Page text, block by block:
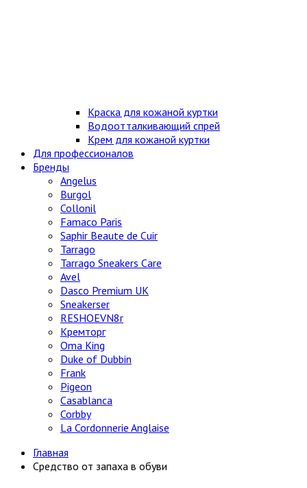
Краска для кожаной куртки
Водоотталкивающий спрей
Крем для кожаной куртки
Для профессионалов
Бренды
Angelus
Burgol
Collonil
Famaco Paris
Saphir Beaute de Cuir
Tarrago
Tarrago Sneakers Care
Avel
Dasco Premium UK
Sneakerser
RESHOEVN8r
Кремторг
Oma King
Duke of Dubbin
Frank
Pigeon
Casablanca
Corbby
La Cordonnerie Anglaise
Главная
Средство от запаха в обуви